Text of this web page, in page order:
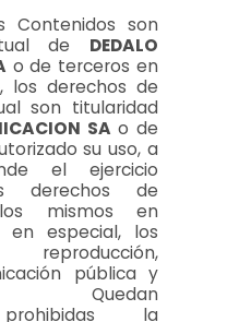
Contenidos son
de DEDALO
o de terceros en
los derechos de
son titularidad
SA o de
su uso, a
el ejercicio
derechos de
mismos en
en especial, los
pública y
Quedan
la